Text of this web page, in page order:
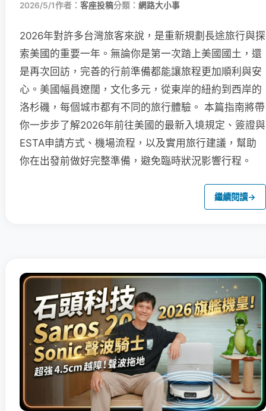
2026/5/1作者： 客座投稿分類： 網路大小事
2026年對許多台灣旅客來說，是重新規劃長途旅行與探
索美國的重要一年。無論你是第一次踏上美國國土，還
是再次回訪，完善的行前準備都能讓旅程更加順利與安
心。美國幅員遼闊，文化多元，從東岸的紐約到西岸的
洛杉磯，每個城市都有不同的旅行體驗。 本篇指南將帶
你一步步了解2026年前往美國的最新入境規定、簽證與
ESTA申請方式、機場流程，以及實用旅行建議，幫助
你在出發前做好完整準備，避免臨時狀況影響行程。
繼續閱讀→